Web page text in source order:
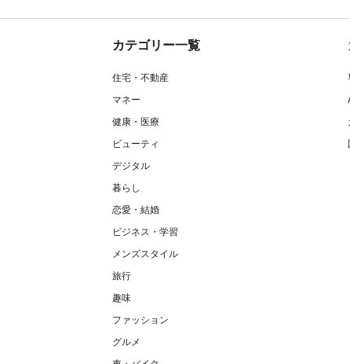
カテゴリー一覧
住宅・不動産
マネー
健康・医療
ビューティ
デジタル
暮らし
恋愛・結婚
ビジネス・学習
メンズスタイル
旅行
趣味
ファッション
グルメ